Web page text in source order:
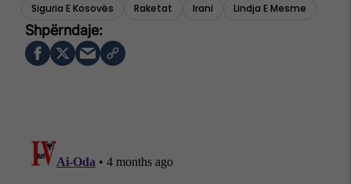
Siguria E Kosovës Raketat Irani Lindja E Mesme